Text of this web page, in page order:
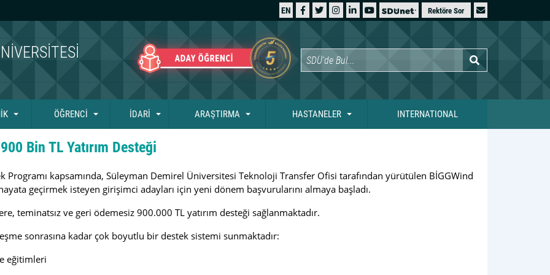
EN Rektöre Sor
ÖĞRENCİ İDARİ ARAŞTIRMA HASTANELER INTERNATIONAL
Bin TL Yatırım Desteği
Programı kapsamında, Süleyman Demirel Üniversitesi Teknoloji Transfer Ofisi tarafından yürütülen BİGGWind
geçirmek isteyen girişimci adayları için yeni dönem başvurularını almaya başladı.
teminatsız ve geri ödemesiz 900.000 TL yatırım desteği sağlanmaktadır.
sonrasına kadar çok boyutlu bir destek sistemi sunmaktadır:
eğitimleri